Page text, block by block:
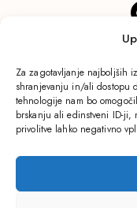
Za zagotavljanje najboljših
shranjevanju in/ali dostopu
tehnologije nam bo
brskanju ali edinstveni ID-ji,
privolitve lahko negativno
Domov